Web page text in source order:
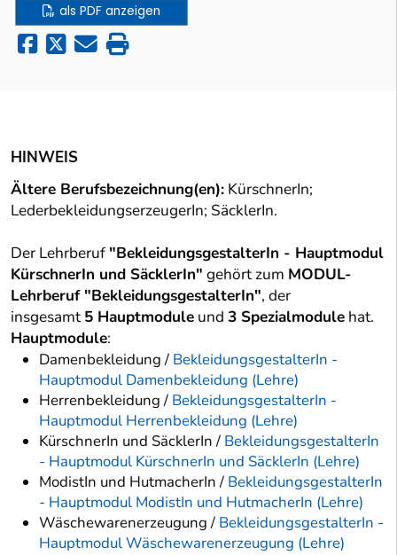
als PDF anzeigen
HINWEIS
Ältere Berufsbezeichnung(en): KürschnerIn;
LederbekleidungserzeugerIn; SäcklerIn.
Der Lehrberuf "BekleidungsgestalterIn - Hauptmodul
KürschnerIn und SäcklerIn" gehört zum MODUL-
Lehrberuf "BekleidungsgestalterIn", der
insgesamt5 Hauptmodule und 3 Spezialmodule hat.
Hauptmodule:
Damenbekleidung / BekleidungsgestalterIn -
Hauptmodul Damenbekleidung (Lehre)
Herrenbekleidung / BekleidungsgestalterIn -
Hauptmodul Herrenbekleidung (Lehre)
KürschnerIn und SäcklerIn / BekleidungsgestalterIn
- Hauptmodul KürschnerIn und SäcklerIn (Lehre)
ModistIn und HutmacherIn / BekleidungsgestalterIn
- Hauptmodul ModistIn und HutmacherIn (Lehre)
Wäschewarenerzeugung / BekleidungsgestalterIn -
Hauptmodul Wäschewarenerzeugung (Lehre)